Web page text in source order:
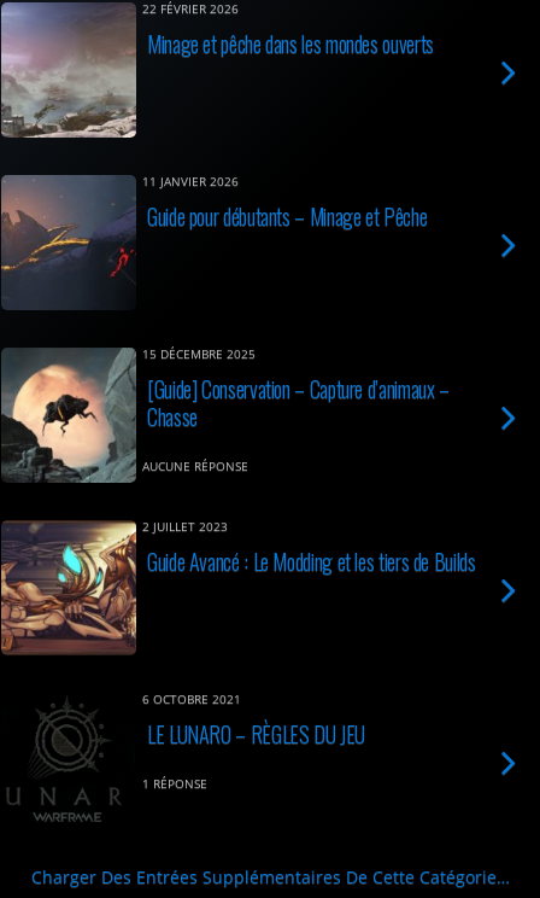
22 FÉVRIER 2026
Minage et pêche dans les mondes ouverts
11 JANVIER 2026
Guide pour débutants – Minage et Pêche
15 DÉCEMBRE 2025
[Guide] Conservation – Capture d’animaux –
Chasse
AUCUNE RÉPONSE
2 JUILLET 2023
Guide Avancé : Le Modding et les tiers de Builds
6 OCTOBRE 2021
LE LUNARO – RÈGLES DU JEU
1 RÉPONSE
Charger Des Entrées Supplémentaires De Cette Catégorie…